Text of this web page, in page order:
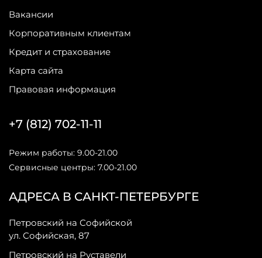
Вакансии
Корпоративным клиентам
Кредит и страхование
Карта сайта
Правовая информация
АДРЕСА В САНКТ-ПЕТЕРБУРГЕ
Петровский на Софийской
ул. Софийская, 87
Петровский на Руставели
+7 (812) 702-11-11
Режим работы: 9.00-21.00
Сервисные центры: 7.00-21.00